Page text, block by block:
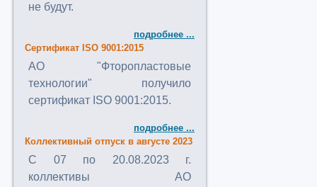
не будут.
подробнее ...
Сертификат ISO 9001:2015
АО "Фторопластовые
технологии" получило
сертификат ISO 9001:2015.
подробнее ...
Коллективный отпуск в августе 2023
C 07 по 20.08.2023 г.
коллективы АО